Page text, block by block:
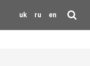
uk ru en